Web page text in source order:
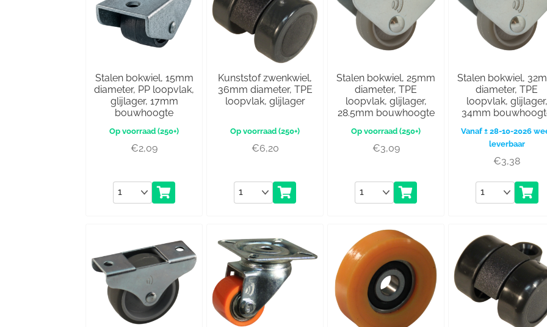
Stalen bokwiel, 15mm
diameter, PP loopvlak,
glijlager, 17mm
bouwhoogte
(250+)
€2,09
Aantal
Kunststof zwenkwiel,
36mm diameter, TPE
loopvlak, glijlager
(250+)
€6,20
Aantal
Stalen bokwiel, 25mm
diameter, TPE
loopvlak, glijlager,
28.5mm bouwhoogte
(250+)
€3,09
Aantal
Stalen bokwiel,
diameter, TPE
loopvlak, glijlager,
34mm
Vanaf ± 28-10-2026
leverbaar
€3,38
Aantal